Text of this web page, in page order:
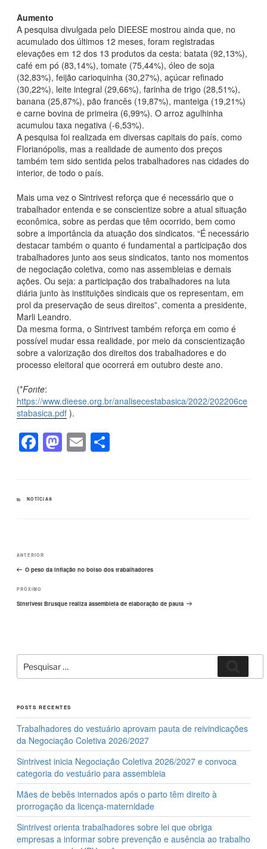
Aumento
A pesquisa divulgada pelo DIEESE mostrou ainda que, no
acumulado dos últimos 12 meses, foram registradas
elevações em 12 dos 13 produtos da cesta: batata (92,13%),
café em pó (83,14%), tomate (75,44%), óleo de soja
(32,83%), feijão carioquinha (30,27%), açúcar refinado
(30,22%), leite integral (29,66%), farinha de trigo (28,51%),
banana (25,87%), pão francês (19,87%), manteiga (19,21%)
e carne bovina de primeira (6,99%). O arroz agulhinha
acumulou taxa negativa (-6,53%).
A pesquisa foi realizada em diversas capitais do país, como
Florianópolis, mas a realidade de aumento dos preços
também tem sido sentida pelos trabalhadores nas cidades do
interior, de todo o país.
Mais uma vez o Sintrivest reforça que é necessário que o
trabalhador entenda e se conscientize sobre a atual situação
econômica, sobre as perdas que têm ocorrido, bem como
sobre a importância da atuação dos sindicatos. “É necessário
destacar também o quanto é fundamental a participação dos
trabalhadores junto aos seus sindicatos, tanto nos momentos
de negociação coletiva, como nas assembleias e demais
ações. Ou seja: a participação dos trabalhadores na luta
diária junto às instituições sindicais que os representam, em
prol da preservação de seus direitos”, comenta a presidente,
Marli Leandro.
Da mesma forma, o Sintrivest também reforça em como é
possível mudar essa realidade, por meio da conscientização
sobre a valorização dos direitos dos trabalhadores e do
processo eleitoral que ocorrerá em outubro deste ano.
(*Fonte:
https://www.dieese.org.br/analisecestabasica/2022/202206ce
stabasica.pdf ).
F
a
e
o
k
M
a
E
m
CATEGORIAS
NOTÍCIAS
de
Post
Post
anterior
ANTERIOR
O peso da inflação no bolso dos trabalhadores
Próximo
post
PRÓXIMO
Sintrivest Brusque realiza assembleia de elaboração de pauta
Pesquisar
por:
POSTS RECENTES
Trabalhadores do vestuário aprovam pauta de reivindicações
da Negociação Coletiva 2026/2027
Sintrivest inicia Negociação Coletiva 2026/2027 e convoca
categoria do vestuário para assembleia
Mães de bebês internados após o parto têm direito à
prorrogação da licença-maternidade
Sintrivest orienta trabalhadores sobre lei que obriga
empresas a informar sobre prevenção e ausência ao trabalho